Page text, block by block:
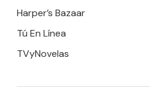
Harper’s Bazaar
Tú En Línea
TVyNovelas